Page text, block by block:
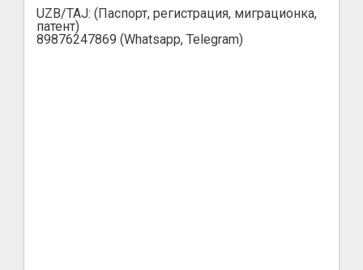
UZB/TAJ: (Паспорт, регистрация, миграционка,
патент)
89876247869 (Whatsapp, Telegram)